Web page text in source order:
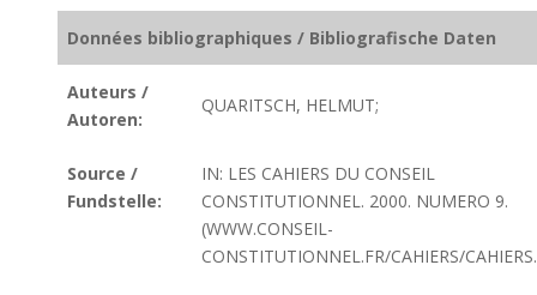
Données bibliographiques / Bibliografische Daten
Auteurs /
Autoren:
QUARITSCH, HELMUT;
Source /
Fundstelle:
IN: LES CAHIERS DU CONSEIL
CONSTITUTIONNEL. 2000. NUMERO 9.
(WWW.CONSEIL-
CONSTITUTIONNEL.FR/CAHIERS/